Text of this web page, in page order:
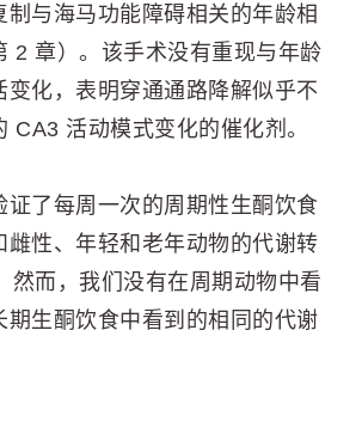
制与海马功能障碍相关的年龄相
2 章）。该手术没有重现与年龄
变化，表明穿通通路降解似乎不
CA3 活动模式变化的催化剂。
证了每周一次的周期性生酮饮食
雌性、年轻和老年动物的代谢转
然而，我们没有在周期动物中看
期生酮饮食中看到的相同的代谢